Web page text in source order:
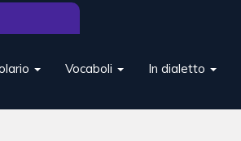
Vocaboli In dialetto